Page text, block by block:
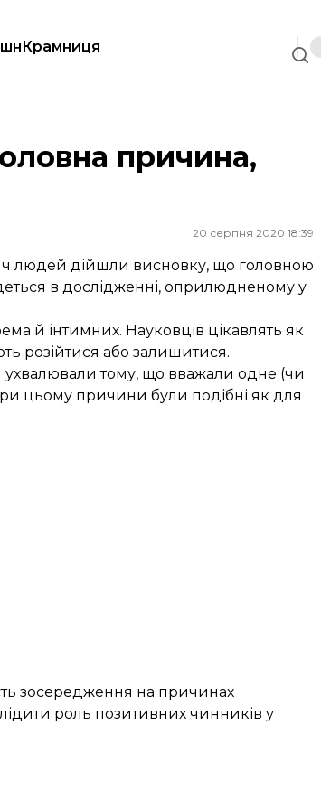
Крамниця
причина,
20 серпня 2020 18:39
людей дійшли висновку, що головною
в дослідженні, оприлюдненому у
й інтимних. Науковців цікавлять як
розійтися або залишитися.
тому, що вважали одне (чи
цьому причини були подібні як для
зосередження на причинах
роль позитивних чинників у